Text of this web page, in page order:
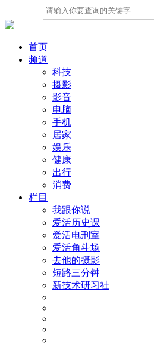
首页
频道
科技
摄影
影音
电脑
手机
居家
娱乐
健康
出行
消费
栏目
我跟你说
爱活历史课
爱活电刑室
爱活角斗场
去他的摄影
短路三分钟
新技术研习社